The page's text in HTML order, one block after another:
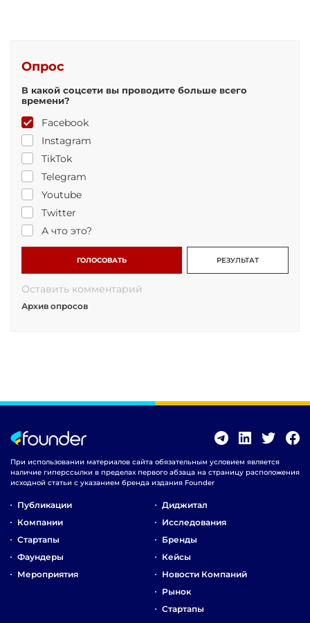
Опрос
В какой соцсети вы проводите больше всего
времени?
Facebook
Instagram
TikTok
Telegram
Youtube
Twitter
А что это?
ГОЛОСОВАТЬ РЕЗУЛЬТАТ
Оставить комментарий
Архив опросов
При использовании материалов сайта обязательным условием является
наличие гиперссылки в пределах первого абзаца на страницу расположения
исходной статьи с указанием бренда издания Founder
Публикации
Компании
Стартапы
Фаундеры
Мероприятия
Диджитал
Исследования
Бренды
Кейсы
Новости Компаний
Рынок
Стартапы